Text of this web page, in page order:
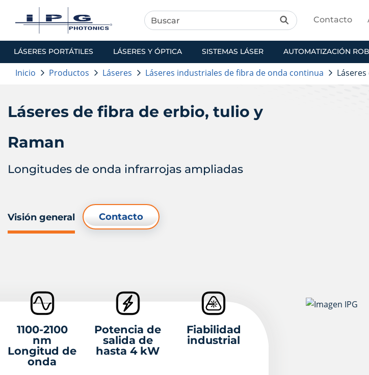
LÁSERES PORTÁTILES LÁSERES Y ÓPTICA SISTEMAS LÁSER AUTOMATIZACIÓN
Contacto
Inicio Productos Láseres Láseres industriales de fibra de onda continua
Láseres de fibra de erbio, tulio y
Raman
Longitudes de onda infrarrojas ampliadas
Visión general Contacto
1100-2100
nm
Longitud de
onda
Potencia de
salida de
hasta 4 kW
Fiabilidad
industrial